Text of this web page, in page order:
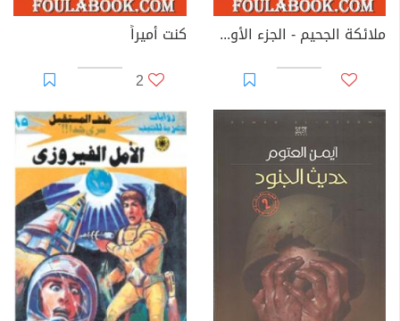
ملائكة الجحيم - الجزء الأول - سلسلة رجل المستحيل
كنت أميراً
2